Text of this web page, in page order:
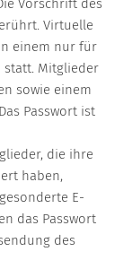
Vorschrift des
Virtuelle
einem nur für
statt. Mitglieder
sowie einem
Passwort ist
die ihre
haben,
E-
das Passwort
des